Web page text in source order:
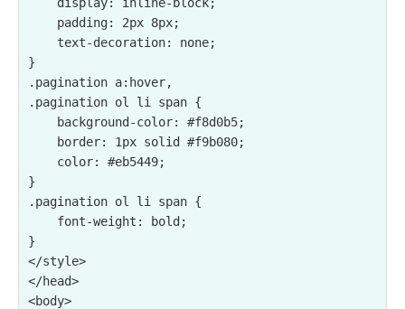
}
.pagination a:hover,
.pagination ol li span {
}
.pagination ol li span {
}
</style>
</head>
<body>